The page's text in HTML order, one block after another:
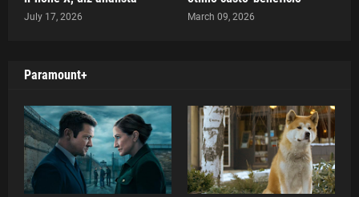
July 17, 2026 March 09, 2026
Paramount+